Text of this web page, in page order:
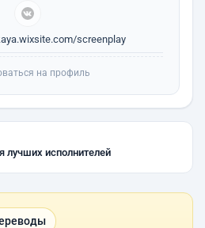
screenplay
на профиль
лучших исполнителей